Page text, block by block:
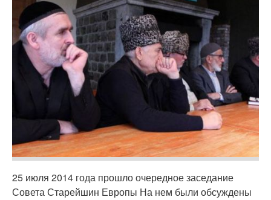
25 июля 2014 года прошло очередное заседание
Совета Старейшин Европы На нем были обсуждены